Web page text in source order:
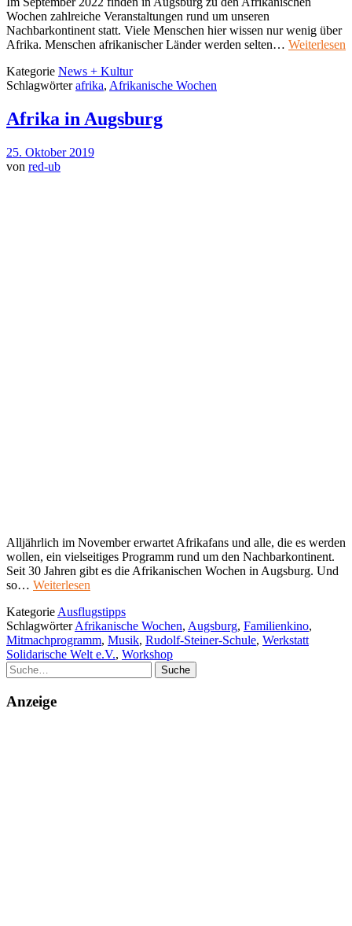
Wochen zahlreiche Veranstaltungen rund um unseren
Nachbarkontinent statt. Viele Menschen hier wissen nur wenig über
Afrika. Menschen afrikanischer Länder werden selten… Weiterlesen
Kategorie News + Kultur
Schlagwörterafrika, Afrikanische Wochen
Afrika in Augsburg
25. Oktober 2019
von red-ub
Alljährlich im November erwartet Afrikafans und alle, die es werden
wollen, ein vielseitiges Programm rund um den Nachbarkontinent.
Seit 30 Jahren gibt es die Afrikanischen Wochen in Augsburg. Und
so… Weiterlesen
Kategorie Ausflugstipps
SchlagwörterAfrikanische Wochen, Augsburg, Familienkino,
Mitmachprogramm, Musik, Rudolf-Steiner-Schule, Werkstatt
Solidarische Welt e.V., Workshop
Suche
Anzeige